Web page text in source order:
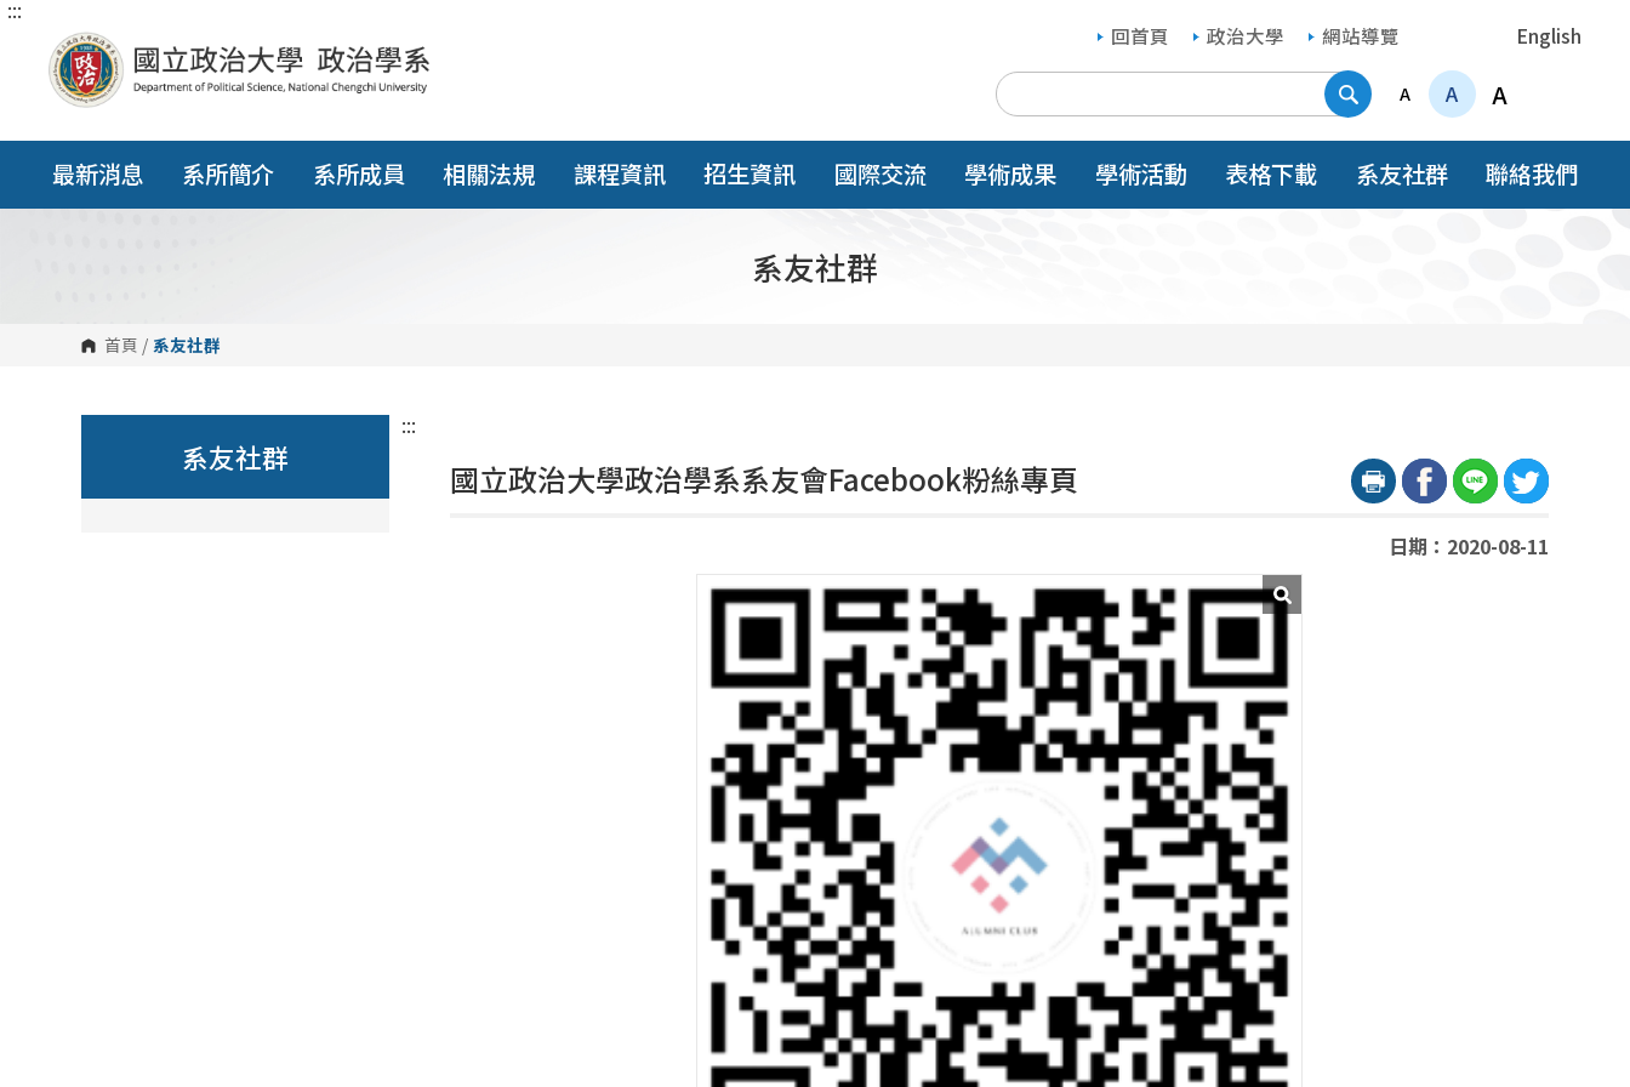
跳
塊
:::
回首頁 政治大學 網站導覽 English
搜尋A A A
最新消息 系所簡介 系所成員 相關法規 課程資訊 招生資訊 國際交流 學術成果 學術活動 表格下載 系友社群 聯絡我們
系友社群
首頁 / 系友社群
系友社群
:::
國立政治大學政治學系系友會Facebook粉絲專頁
日期：2020-08-11